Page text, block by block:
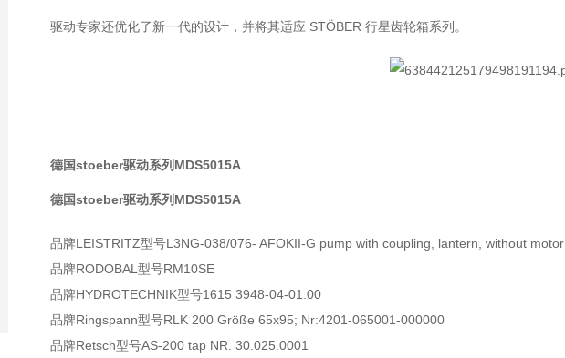
驱动专家还优化了新一代的设计，并将其适应 STÖBER 行星齿轮箱系列。
德国stoeber驱动系列MDS5015A
德国stoeber驱动系列MDS5015A
品牌LEISTRITZ型号L3NG-038/076- AFOKII-G pump with coupling, lantern, without motor
品牌RODOBAL型号RM10SE
品牌HYDROTECHNIK型号1615 3948-04-01.00
品牌Ringspann型号RLK 200 Größe 65x95; Nr:4201-065001-000000
品牌Retsch型号AS-200 tap NR. 30.025.0001